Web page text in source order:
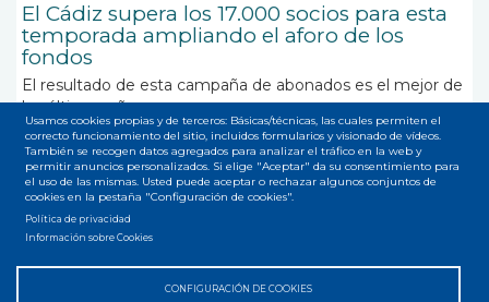
El Cádiz supera los 17.000 socios para esta
temporada ampliando el aforo de los
fondos
El resultado de esta campaña de abonados es el mejor de
los últimos años
Suscribirse a Campaña de abonados
Usamos cookies propias y de terceros: Básicas/técnicas, las cuales permiten el
correcto funcionamiento del sitio, incluidos formularios y visionado de vídeos.
También se recogen datos agregados para analizar el tráfico en la web y
permitir anuncios personalizados. Si elige "Aceptar" da su consentimiento para
el uso de las mismas. Usted puede aceptar o rechazar algunos conjuntos de
cookies en la pestaña "Configuración de cookies".
Política de privacidad
Información sobre Cookies
CONFIGURACIÓN DE COOKIES